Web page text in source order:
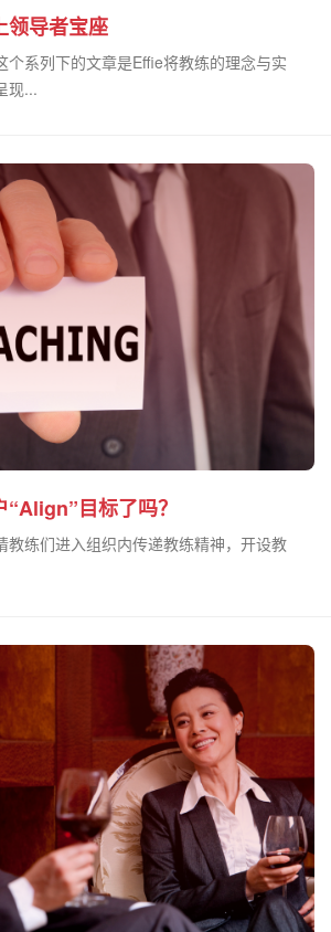
领导者宝座
个系列下的文章是Effie将教练的理念与实
现...
目标了吗？
教练们进入组织内传递教练精神，开设教